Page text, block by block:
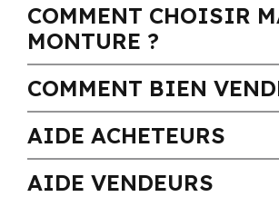
COMMENT CHOISIR
MONTURE ?
COMMENT BIEN
AIDE ACHETEURS
AIDE VENDEURS